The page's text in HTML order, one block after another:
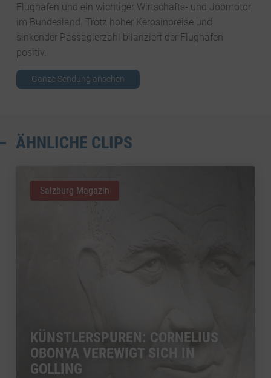
Flughafen und ein wichtiger Wirtschafts- und Jobmotor
im Bundesland. Trotz hoher Kerosinpreise und
sinkender Passagierzahl bilanziert der Flughafen
positiv.
Ganze Sendung ansehen
ÄHNLICHE CLIPS
KÜNSTLERSPUREN: CORNELIUS
OBONYA VEREWIGT SICH IN
GOLLING
Salzburg Magazin